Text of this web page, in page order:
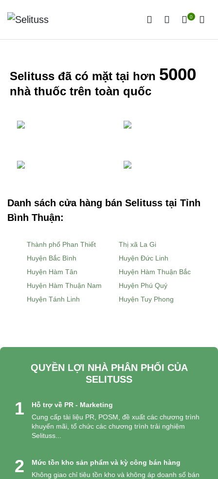
0
Selituss đã có mặt tại hơn 5000
nhà thuốc trên toàn quốc
Danh sách cửa hàng bán Selituss tại Tỉnh
Bình Thuận:
Thành phố Phan Thiết
Thị xã La Gi
Huyện Bắc Bình
Huyện Đức Linh
Huyện Hàm Tân
Huyện Hàm Thuận Bắc
Huyện Hàm Thuận Nam
Huyện Phú Quý
Huyện Tánh Linh
Huyện Tuy Phong
QUYỀN LỢI NHÀ PHÂN PHỐI CỦA
SELITUSS
1
Hỗ trợ về PR - Marketing
Cung cấp tài liệu PR, POSM, đề xuất các chương trình
khuyến mãi, tổ chức các chương trình trải nghiệm
Selituss...
2
Mức tồn kho sản phẩm và kỳ công bán hàng
Không giao chỉ tiêu tồn kho và không áp doanh số bán